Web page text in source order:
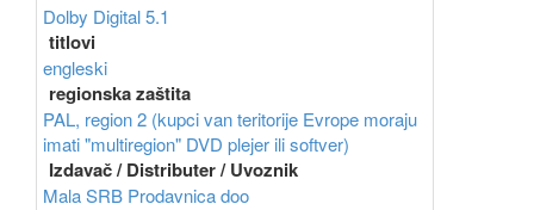
Dolby Digital 5.1
titlovi
engleski
regionska zaštita
PAL, region 2 (kupci van teritorije Evrope moraju
imati "multiregion" DVD plejer ili softver)
Izdavač / Distributer / Uvoznik
Mala SRB Prodavnica doo